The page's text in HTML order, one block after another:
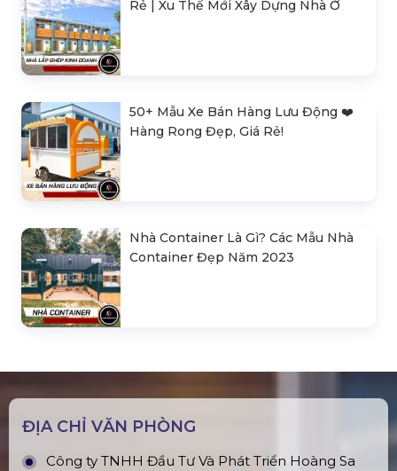
Rẻ | Xu Thế Mới Xây Dựng Nhà Ở
50+ Mẫu Xe Bán Hàng Lưu Động ❤️️
Hàng Rong Đẹp, Giá Rẻ!
Nhà Container Là Gì? Các Mẫu Nhà
Container Đẹp Năm 2023
ĐỊA CHỈ VĂN PHÒNG
Công ty TNHH Đầu Tư Và Phát Triển Hoàng Sa